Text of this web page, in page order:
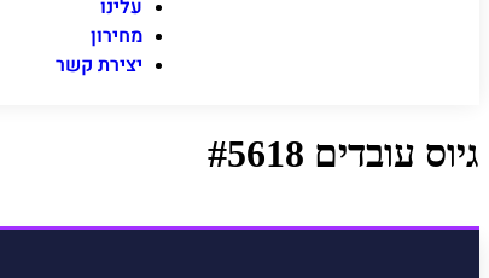
עלינו
מחירון
יצירת קשר
גיוס עובדים #5618